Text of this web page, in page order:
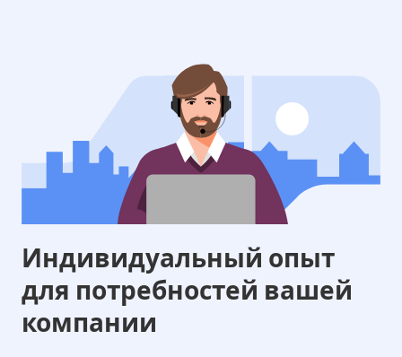
Индивидуальный опыт
для потребностей вашей
компании